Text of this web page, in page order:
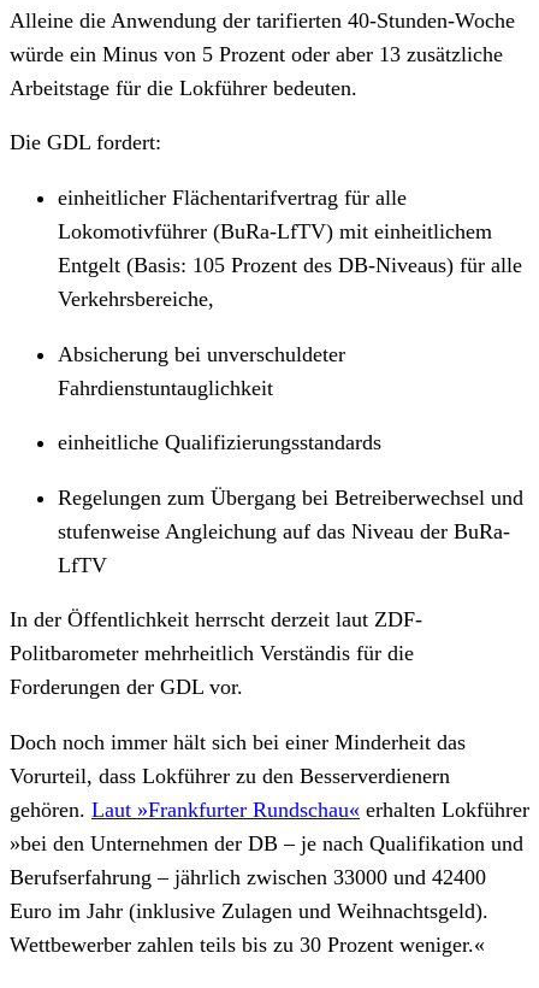
Alleine die Anwendung der tarifierten 40-Stunden-Woche
würde ein Minus von 5 Prozent oder aber 13 zusätzliche
Arbeitstage für die Lokführer bedeuten.
Die GDL fordert:
einheitlicher Flächentarifvertrag für alle
Lokomotivführer (BuRa-LfTV) mit einheitlichem
Entgelt (Basis: 105 Prozent des DB-Niveaus) für alle
Verkehrsbereiche,
Absicherung bei unverschuldeter
Fahrdienstuntauglichkeit
einheitliche Qualifizierungsstandards
Regelungen zum Übergang bei Betreiberwechsel und
stufenweise Angleichung auf das Niveau der BuRa-
LfTV
In der Öffentlichkeit herrscht derzeit laut ZDF-
Politbarometer mehrheitlich Verständis für die
Forderungen der GDL vor.
Doch noch immer hält sich bei einer Minderheit das
Vorurteil, dass Lokführer zu den Besserverdienern
gehören. Laut »Frankfurter Rundschau« erhalten Lokführer
»bei den Unternehmen der DB – je nach Qualifikation und
Berufserfahrung – jährlich zwischen 33000 und 42400
Euro im Jahr (inklusive Zulagen und Weihnachtsgeld).
Wettbewerber zahlen teils bis zu 30 Prozent weniger.«